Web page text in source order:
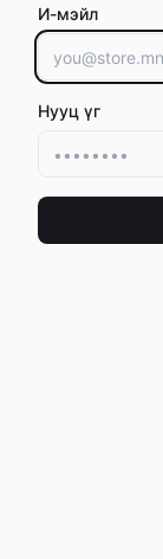
И-мэйл
Нууц үг